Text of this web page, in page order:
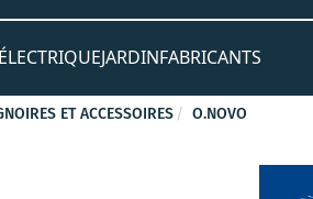
ÉLECTRIQUEJARDINFABRICANTS
ET ACCESSOIRES O.NOVO